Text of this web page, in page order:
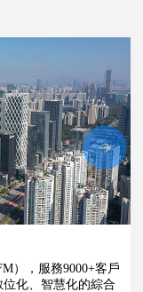
，通過對物的打理
外，也以助力地產
業務發展環境下的
產開發商提供行銷
），服務9000+客戶
化、智慧化的綜合